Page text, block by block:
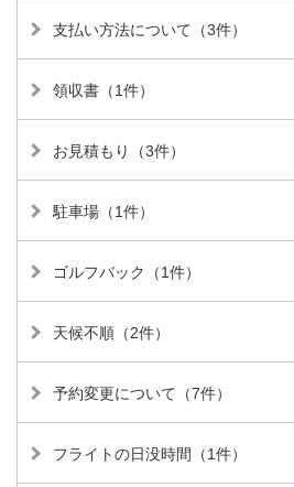
支払い方法について（3件）
領収書（1件）
お見積もり（3件）
駐車場（1件）
ゴルフバック（1件）
天候不順（2件）
予約変更について（7件）
フライトの日没時間（1件）